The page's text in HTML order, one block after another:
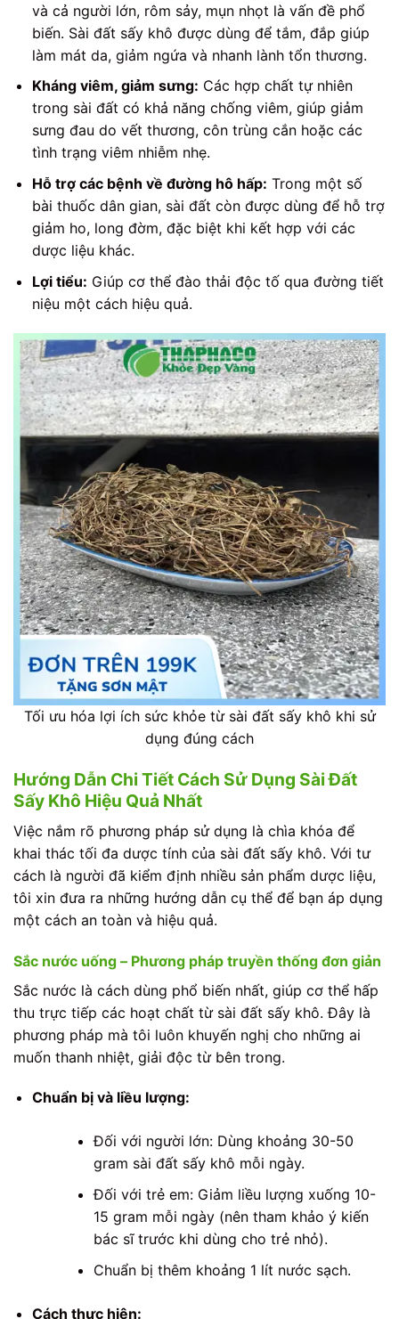
và cả người lớn, rôm sảy, mụn nhọt là vấn đề phổ
biến. Sài đất sấy khô được dùng để tắm, đắp giúp
làm mát da, giảm ngứa và nhanh lành tổn thương.
Kháng viêm, giảm sưng: Các hợp chất tự nhiên
trong sài đất có khả năng chống viêm, giúp giảm
sưng đau do vết thương, côn trùng cắn hoặc các
tình trạng viêm nhiễm nhẹ.
Hỗ trợ các bệnh về đường hô hấp: Trong một số
bài thuốc dân gian, sài đất còn được dùng để hỗ trợ
giảm ho, long đờm, đặc biệt khi kết hợp với các
dược liệu khác.
Lợi tiểu: Giúp cơ thể đào thải độc tố qua đường tiết
niệu một cách hiệu quả.
Tối ưu hóa lợi ích sức khỏe từ sài đất sấy khô khi sử
dụng đúng cách
Hướng Dẫn Chi Tiết Cách Sử Dụng Sài Đất
Sấy Khô Hiệu Quả Nhất
Việc nắm rõ phương pháp sử dụng là chìa khóa để
khai thác tối đa dược tính của sài đất sấy khô. Với tư
cách là người đã kiểm định nhiều sản phẩm dược liệu,
tôi xin đưa ra những hướng dẫn cụ thể để bạn áp dụng
một cách an toàn và hiệu quả.
Sắc nước uống – Phương pháp truyền thống đơn giản
Sắc nước là cách dùng phổ biến nhất, giúp cơ thể hấp
thu trực tiếp các hoạt chất từ sài đất sấy khô. Đây là
phương pháp mà tôi luôn khuyến nghị cho những ai
muốn thanh nhiệt, giải độc từ bên trong.
Chuẩn bị và liều lượng:
Đối với người lớn: Dùng khoảng 30-50
gram sài đất sấy khô mỗi ngày.
Đối với trẻ em: Giảm liều lượng xuống 10-
15 gram mỗi ngày (nên tham khảo ý kiến
bác sĩ trước khi dùng cho trẻ nhỏ).
Chuẩn bị thêm khoảng 1 lít nước sạch.
Cách thực hiện: